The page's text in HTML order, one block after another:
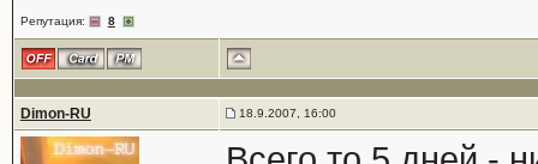
Репутация: 8
Dimon-RU 18.9.2007, 16:00